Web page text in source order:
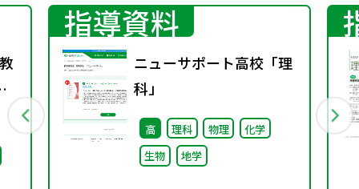
指導資料
ニューサポート高校「理
科」
高 理科 物理
化学
生物
地学